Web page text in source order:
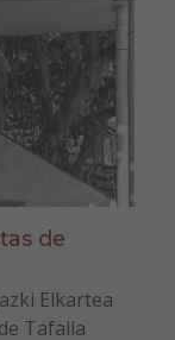
de
Elkartea
Tafalla